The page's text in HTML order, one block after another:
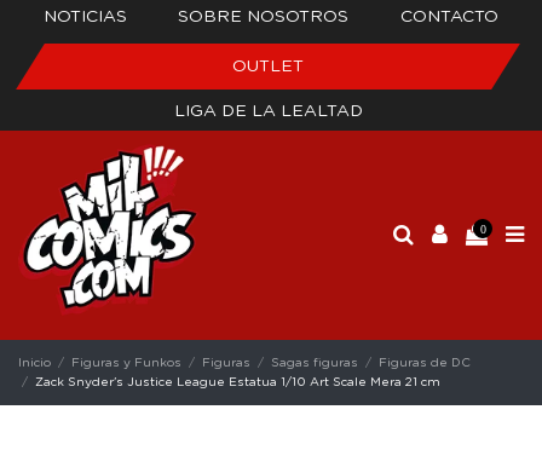
NOTICIAS SOBRE NOSOTROS CONTACTO
OUTLET
LIGA DE LA LEALTAD
0
Inicio Figuras y Funkos Figuras Sagas figuras
Figuras de DC
Zack Snyder's Justice League Estatua 1/10 Art Scale Mera 21 cm